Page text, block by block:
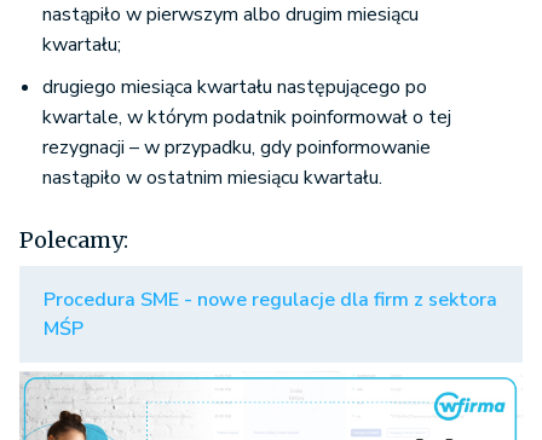
nastąpiło w pierwszym albo drugim miesiącu
kwartału;
drugiego miesiąca kwartału następującego po
kwartale, w którym podatnik poinformował o tej
rezygnacji – w przypadku, gdy poinformowanie
nastąpiło w ostatnim miesiącu kwartału.
Polecamy:
Procedura SME - nowe regulacje dla firm z sektora
MŚP